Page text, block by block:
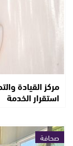
مركز القيادة
استقرار الخدمة
صحافة